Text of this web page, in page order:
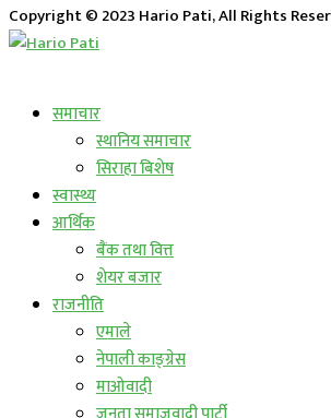
Copyright © 2023 Hario Pati, All Rights
समाचार
स्थानिय समाचार
सिराहा बिशेष
स्वास्थ्य
आर्थिक
बैंक तथा वित्त
शेयर बजार
राजनीति
एमाले
नेपाली काङ्ग्रेस
माओवादी